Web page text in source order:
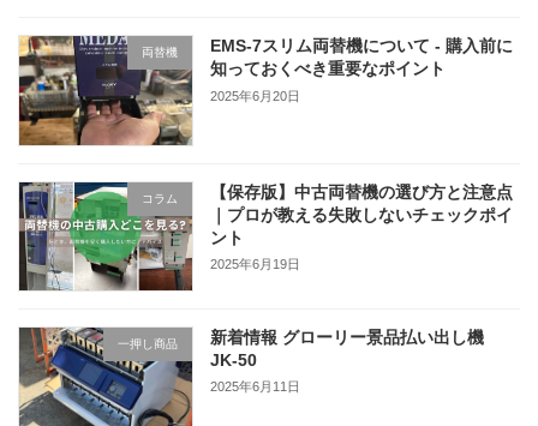
両替機
EMS-7スリム両替機について - 購入前に
知っておくべき重要なポイント
2025年6月20日
コラム
【保存版】中古両替機の選び方と注意点
｜プロが教える失敗しないチェックポイ
ント
2025年6月19日
一押し商品
新着情報 グローリー景品払い出し機
JK-50
2025年6月11日